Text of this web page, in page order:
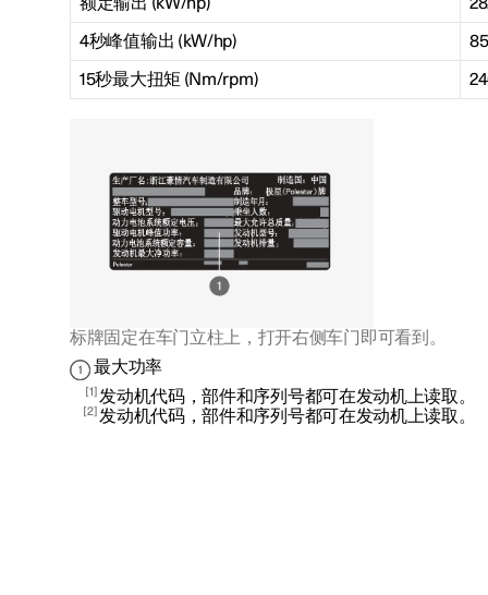
4秒峰值输出 (kW/hp)
15秒最大扭矩 (Nm/rpm)
标牌固定在车门立柱上，打开右侧车门即可看到。
最大功率
1 发动机代码，部件和序列号都可在发动机上读取。
2 发动机代码，部件和序列号都可在发动机上读取。